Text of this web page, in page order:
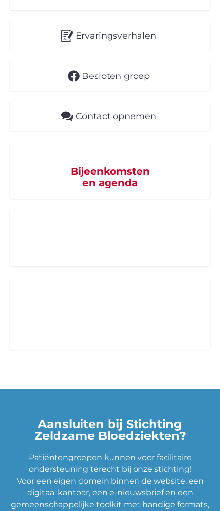
Ervaringsverhalen
Besloten groep
Contact opnemen
Bijeenkomsten
en agenda
Aansluiten bij Stichting
Zeldzame Bloedziekten?
Patiëntengroepen kunnen voor facilitaire
ondersteuning terecht bij onze stichting!
Voor een eigen domein binnen de website, een
digitaal kantoor, een e-nieuwsbrief en een
gemeenschappelijke toolkit met handige formats,